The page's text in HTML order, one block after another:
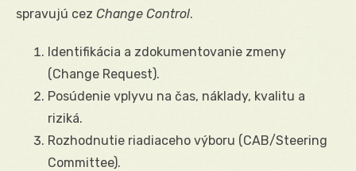
spravujú cez Change Control.
Identifikácia a zdokumentovanie zmeny
(Change Request).
Posúdenie vplyvu na čas, náklady, kvalitu a
riziká.
Rozhodnutie riadiaceho výboru (CAB/Steering
Committee).